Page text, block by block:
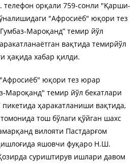
телефон орқали 759-сонли "Қарши-
"Афросиёб" юқори тез
Мароқанд” темир йўл
вақтида темирйўл
ҳақида хабар қилди.
юқори тез юрар
Мароқанд" темир йўл бекатлари
ҳаракатланиши вақтида,
тош бўлаги қўйган шахс
вилояти Пастдарғом
яшовчи фуқаро Н.Ш.
суриштирув ишлари давом